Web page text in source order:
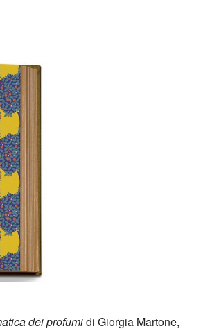
dei profumidi Giorgia Martone,